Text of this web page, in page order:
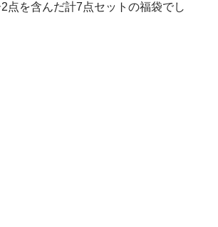
点を含んだ計7点セットの福袋でし